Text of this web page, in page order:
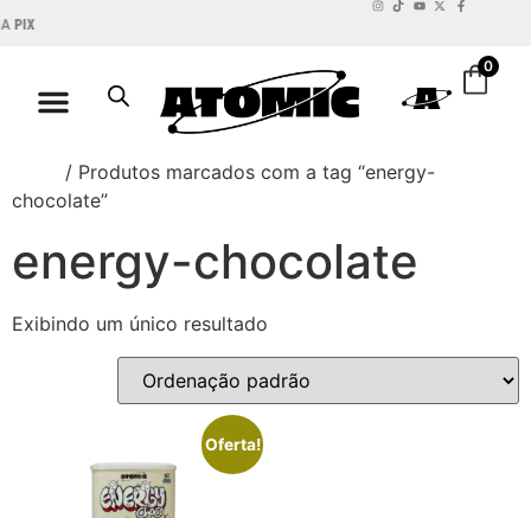
0
/ Produtos marcados com a tag “energy-
chocolate”
energy-chocolate
Exibindo um único resultado
Oferta!